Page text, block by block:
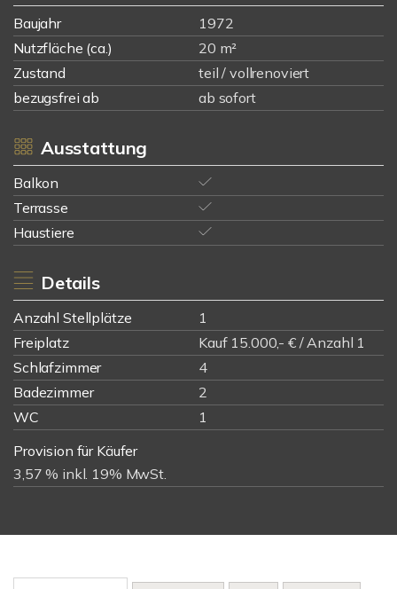
Baujahr
1972
Nutzfläche (ca.)
20 m²
Zustand
teil / vollrenoviert
bezugsfrei ab
ab sofort
Ausstattung
Balkon
Terrasse
Haustiere
Details
Anzahl Stellplätze
1
Freiplatz
Kauf 15.000,- € / Anzahl 1
Schlafzimmer
4
Badezimmer
2
WC
1
Provision für Käufer
3,57 % inkl. 19% MwSt.